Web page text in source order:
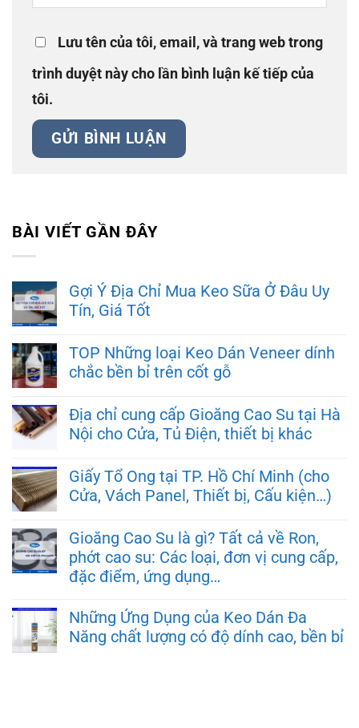
Lưu tên của tôi, email, và trang web trong
trình duyệt này cho lần bình luận kế tiếp của
tôi.
BÀI VIẾT GẦN ĐÂY
Gợi Ý Địa Chỉ Mua Keo Sữa Ở Đâu Uy
Tín, Giá Tốt
TOP Những loại Keo Dán Veneer dính
chắc bền bỉ trên cốt gỗ
Địa chỉ cung cấp Gioăng Cao Su tại Hà
Nội cho Cửa, Tủ Điện, thiết bị khác
Giấy Tổ Ong tại TP. Hồ Chí Minh (cho
Cửa, Vách Panel, Thiết bị, Cấu kiện…)
Gioăng Cao Su là gì? Tất cả về Ron,
phớt cao su: Các loại, đơn vị cung cấp,
đặc điểm, ứng dụng…
Những Ứng Dụng của Keo Dán Đa
Năng chất lượng có độ dính cao, bền bỉ